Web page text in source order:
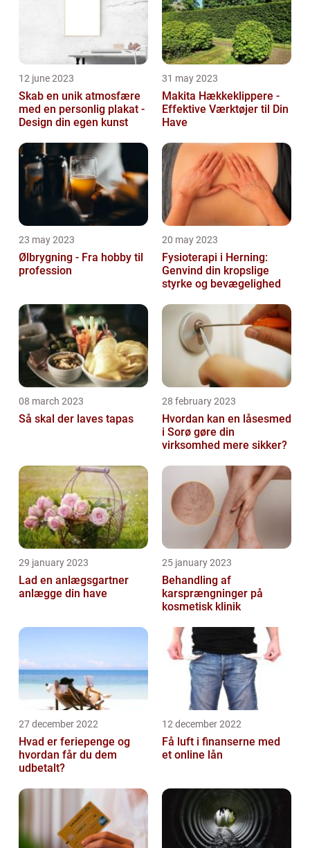
12 june 2023
Skab en unik atmosfære
med en personlig plakat -
Design din egen kunst
31 may 2023
Makita Hækkeklippere -
Effektive Værktøjer til Din
Have
23 may 2023
Ølbrygning - Fra hobby til
profession
20 may 2023
Fysioterapi i Herning:
Genvind din kropslige
styrke og bevægelighed
08 march 2023
Så skal der laves tapas
28 february 2023
Hvordan kan en låsesmed
i Sorø gøre din
virksomhed mere sikker?
29 january 2023
Lad en anlægsgartner
anlægge din have
25 january 2023
Behandling af
karsprængninger på
kosmetisk klinik
27 december 2022
Hvad er feriepenge og
hvordan får du dem
udbetalt?
12 december 2022
Få luft i finanserne med
et online lån